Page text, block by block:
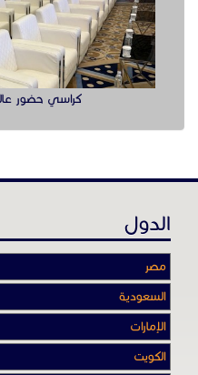
كراسي حضور
الدول